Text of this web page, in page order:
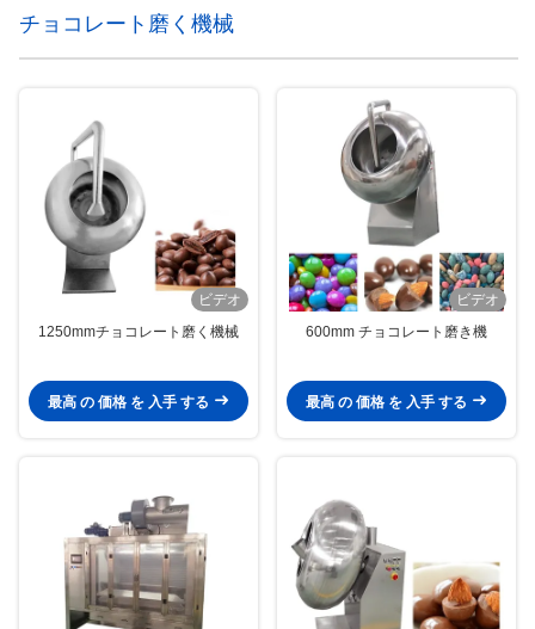
チョコレート磨く機械
ビデオ
1250mmチョコレート磨く機械
最高 の 価格 を 入手 する
ビデオ
600mm チョコレート磨き機
最高 の 価格 を 入手 する